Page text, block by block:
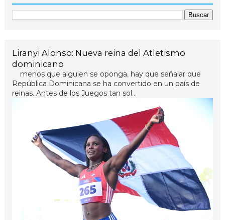
Liranyi Alonso: Nueva reina del Atletismo
dominicano
menos que alguien se oponga, hay que señalar que
República Dominicana se ha convertido en un país de
reinas. Antes de los Juegos tan sol...